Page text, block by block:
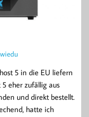
5 in die EU liefern
eher zufällig aus
und direkt bestellt.
hatte ich